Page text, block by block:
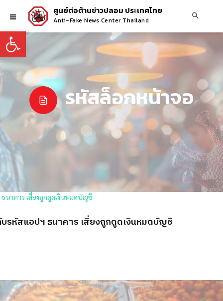
Open toolbar
ศูนย์ต่อต้านข่าวปลอม ประเทศไทย
Anti-Fake News Center Thailand
รหัสล็อกหน้าจอ
รหัสแอปฯ ธนาคาร เสี่ยงถูกดูดเงินหมดบัญชี